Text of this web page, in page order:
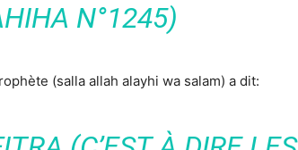
N°1245)
(salla allah alayhi wa salam) a dit: